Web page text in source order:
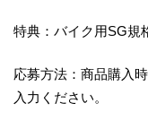
特典：バイク用SG規
応募方法：商品購入
入力ください。